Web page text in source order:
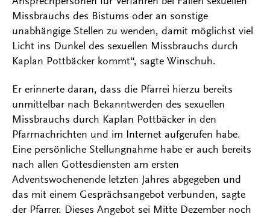
Missbrauchs des Bistums oder an sonstige
unabhängige Stellen zu wenden, damit möglichst viel
Licht ins Dunkel des sexuellen Missbrauchs durch
Kaplan Pottbäcker kommt“, sagte Winschuh.
Er erinnerte daran, dass die Pfarrei hierzu bereits
unmittelbar nach Bekanntwerden des sexuellen
Missbrauchs durch Kaplan Pottbäcker in den
Pfarrnachrichten und im Internet aufgerufen habe.
Eine persönliche Stellungnahme habe er auch bereits
nach allen Gottesdiensten am ersten
Adventswochenende letzten Jahres abgegeben und
das mit einem Gesprächsangebot verbunden, sagte
der Pfarrer. Dieses Angebot sei Mitte Dezember noch